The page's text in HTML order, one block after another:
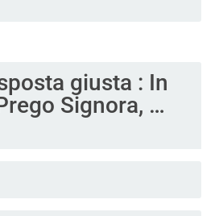
giusta : In
Signora, …